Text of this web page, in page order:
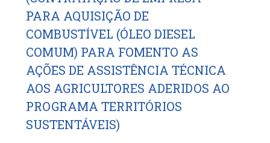
PARA AQUISIÇÃO DE
COMBUSTÍVEL (ÓLEO DIESEL
COMUM) PARA FOMENTO AS
AÇÕES DE ASSISTÊNCIA TÉCNICA
AOS AGRICULTORES ADERIDOS AO
PROGRAMA TERRITÓRIOS
SUSTENTÁVEIS)